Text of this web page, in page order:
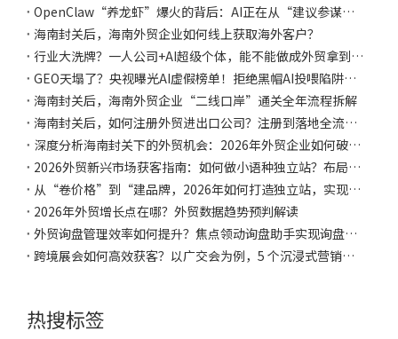
OpenClaw“养龙虾”爆火的背后：AI正在从“建议参谋”到“落地执行”，焦点领动助力企业提质增效
海南封关后，海南外贸企业如何线上获取海外客户？
行业大洗牌？一人公司+AI超级个体，能不能做成外贸拿到订单？
GEO天塌了？央视曝光AI虚假榜单！拒绝黑帽AI投喂陷阱，做好白帽GEO的关键是：权威信源推荐+有价值的内容
海南封关后，海南外贸企业“二线口岸”通关全年流程拆解
海南封关后，如何注册外贸进出口公司？注册到落地全流程指南
深度分析海南封关下的外贸机会：2026年外贸企业如何破局？
2026外贸新兴市场获客指南：如何做小语种独立站？布局全球130门母语锁定万亿外贸订单
从“卷价格”到“建品牌，2026年如何打造独立站，实现品牌化转型？
2026年外贸增长点在哪？外贸数据趋势预判解读
外贸询盘管理效率如何提升？焦点领动询盘助手实现询盘聚合、自动分配与客户跟进
跨境展会如何高效获客？以广交会为例，5 个沉浸式营销技巧，让采购商主动留资！
热搜标签